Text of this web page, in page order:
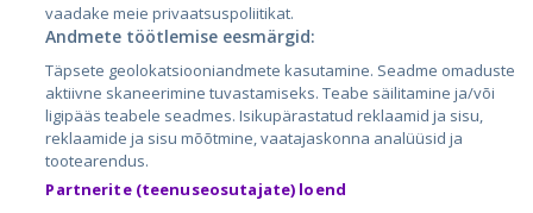
City24.lv
City24.ee
GetaPro.lv
GetaPro.ee
Autoplius.lt
CVbankas.lt
Kainos.lt
Paslaugos.lt
auto24.ee
Osta.ee
vaadake meie privaatsuspoliitikat.
Andmete töötlemise eesmärgid:
Täpsete geolokatsiooniandmete kasutamine. Seadme omaduste
aktiivne skaneerimine tuvastamiseks. Teabe säilitamine ja/või
ligipääs teabele seadmes. Isikupärastatud reklaamid ja sisu,
reklaamide ja sisu mõõtmine, vaatajaskonna analüüsid ja
tootearendus.
Partnerite (teenuseosutajate) loend